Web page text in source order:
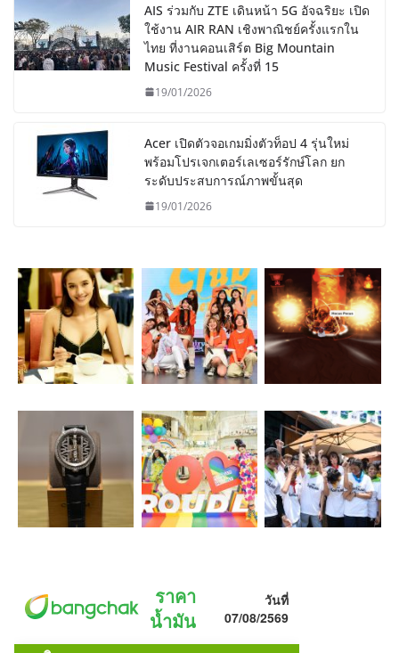
AIS ร่วมกับ ZTE เดินหน้า 5G อัจฉริยะ เปิด
ใช้งาน AIR RAN เชิงพาณิชย์ครั้งแรกใน
ไทย ที่งานคอนเสิร์ต Big Mountain
Music Festival ครั้งที่ 15
19/01/2026
Acer เปิดตัวจอเกมมิ่งตัวท็อป 4 รุ่นใหม่
พร้อมโปรเจกเตอร์เลเซอร์รักษ์โลก ยก
ระดับประสบการณ์ภาพขั้นสุด
19/01/2026